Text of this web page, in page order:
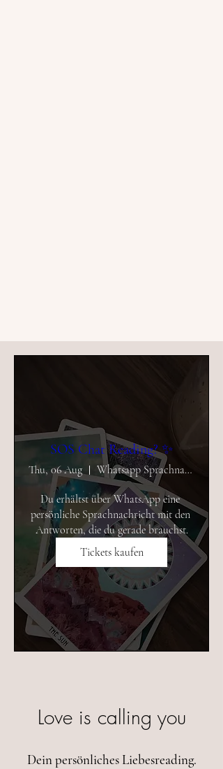
SOS Chat Reading? ✨
Thu, 06 Aug Whatsapp Sprachnachricht
Du erhältst über WhatsApp eine
persönliche Sprachnachricht mit den
Antworten, die du gerade brauchst.
Tickets kaufen
Love is calling you
Dein persönliches Liebesreading.